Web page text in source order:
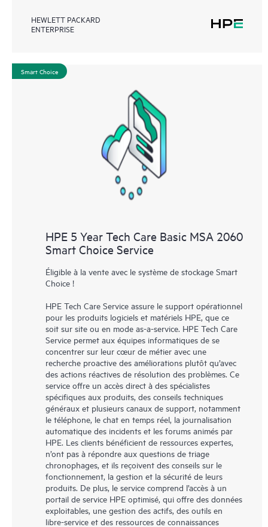
HEWLETT PACKARD
ENTERPRISE
Smart Choice
HPE 5 Year Tech Care Basic MSA 2060
Smart Choice Service
Éligible à la vente avec le système de stockage Smart
Choice !
HPE Tech Care Service assure le support opérationnel
pour les produits logiciels et matériels HPE, que ce
soit sur site ou en mode as-a-service. HPE Tech Care
Service permet aux équipes informatiques de se
concentrer sur leur cœur de métier avec une
recherche proactive des améliorations plutôt qu’avec
des actions réactives de résolution des problèmes. Ce
service offre un accès direct à des spécialistes
spécifiques aux produits, des conseils techniques
généraux et plusieurs canaux de support, notamment
le téléphone, le chat en temps réel, la journalisation
automatique des incidents et les forums animés par
HPE. Les clients bénéficient de ressources expertes,
n’ont pas à répondre aux questions de triage
chronophages, et ils reçoivent des conseils sur le
fonctionnement, la gestion et la sécurité de leurs
produits. De plus, le service comprend l’accès à un
portail de service HPE optimisé, qui offre des données
exploitables, une gestion des actifs, des outils en
libre-service et des ressources de connaissances